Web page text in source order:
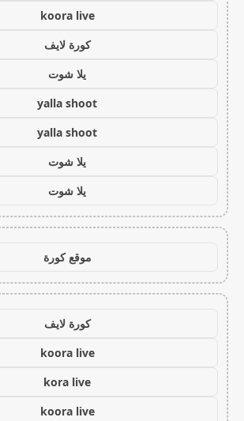
koora live
كورة لايف
يلا شوت
yalla shoot
yalla shoot
يلا شوت
يلا شوت
موقع كورة
كورة لايف
koora live
kora live
koora live